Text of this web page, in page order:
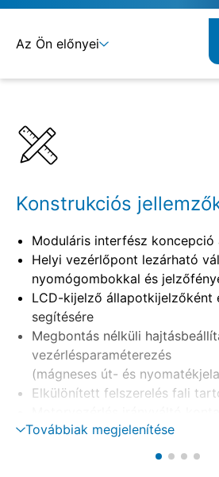
Az Ön előnyei
Konstrukciós
Moduláris interfész koncepció
Helyi vezérlőpont lezárható
nyomógombokkal és
LCD-kijelző állapotkijelzőként
segítésére
Megbontás nélküli
vezérlésparaméterezés
(mágneses út- és
Elkülönített felszerelés fali
tirisztorral
Fázisellenőrzés automatikus
Továbbiak megjelenítése